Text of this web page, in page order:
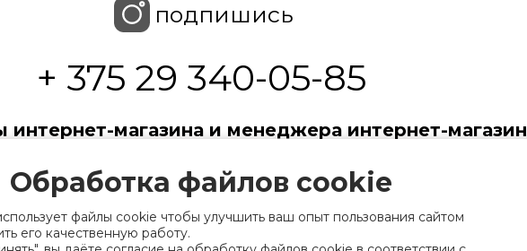
подпишись
+ 375 29 340-05-85
магазина и менеджера интернет-
с ограниченной ответственностью «Торгиндустрия».
выдано Мингорисполкомом 01.06.2022. УНП
Обработка файлов cookie
файлы cookie чтобы улучшить ваш опыт пользования сайтом
его качественную работу.